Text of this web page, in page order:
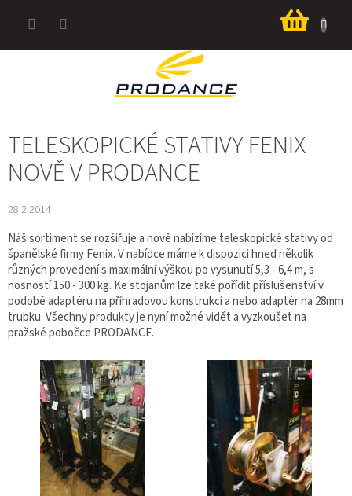
košík
TELESKOPICKÉ STATIVY FENIX
NOVĚ V PRODANCE
28.2.2014
Náš sortiment se rozšiřuje a nově nabízíme teleskopické stativy od
španělské firmyFenix. V nabídce máme k dispozici hned několik
různých provedení s maximální výškou po vysunutí 5,3 - 6,4 m, s
nosností 150 - 300 kg. Ke stojanům lze také pořídit příslušenství v
podobě adaptéru na příhradovou konstrukci a nebo adaptér na 28mm
trubku. Všechny produkty je nyní možné vidět a vyzkoušet na
pražské pobočce PRODANCE.